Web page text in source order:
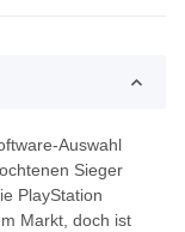
Auswahl
Sieger
PlayStation
Markt, doch ist